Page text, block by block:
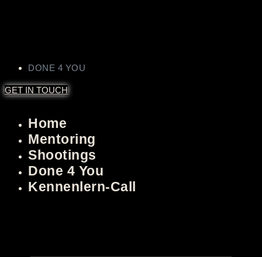
DONE 4 YOU
GET IN TOUCH
Home
Mentoring
Shootings
Done 4 You
Kennenlern-Call